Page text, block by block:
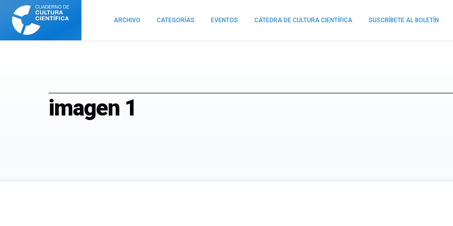
Cuaderno
Cultura
Científica
ARCHIVO CATEGORÍAS EVENTOS CÁTEDRA DE CULTURA CIENTÍFICA SUSCRÍBETE AL BOLETÍN
imagen 1